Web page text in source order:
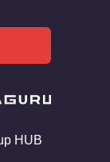
HUB